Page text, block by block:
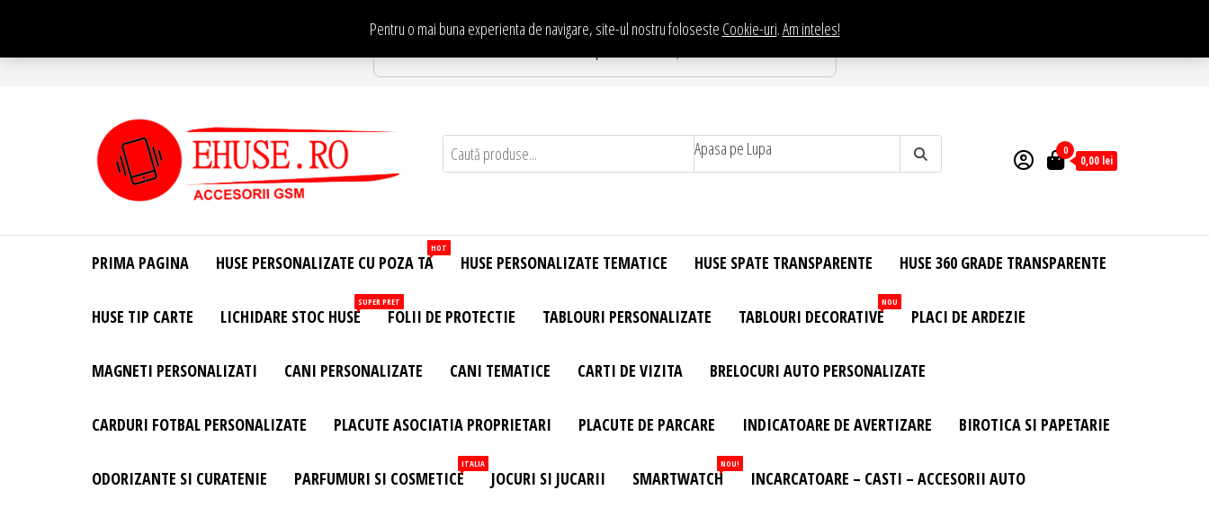
conținut
Pentru o mai buna experienta de navigare, site-ul nostru foloseste Cookie-uri.Am inteles!
Te asteptam in Showroom eHuse.ro
Site Oficial .
Huse
Personalizate
Huse
Personalizate
Telefon –
– Accesorii
Apasa pe Lupa 0
0,00 lei
PRIMA PAGINA HUSE PERSONALIZATE CU POZA TA
HOT
HUSE PERSONALIZATE TEMATICE HUSE SPATE TRANSPARENTE HUSE 360 GRADE TRANSPARENTE
HUSE TIP CARTE LICHIDARE STOC HUSE
SUPER PRET
FOLII DE PROTECTIE TABLOURI PERSONALIZATE TABLOURI DECORATIVE
NOU
PLACI DE ARDEZIE
MAGNETI PERSONALIZATI CANI PERSONALIZATE CANI TEMATICE CARTI DE VIZITA BRELOCURI AUTO PERSONALIZATE
CARDURI FOTBAL PERSONALIZATE PLACUTE ASOCIATIA PROPRIETARI PLACUTE DE PARCARE INDICATOARE DE AVERTIZARE BIROTICA SI PAPETARIE
ODORIZANTE SI CURATENIE PARFUMURI SI COSMETICE
ITALIA
JOCURI SI JUCARII SMARTWATCH
NOU!
INCARCATOARE – CASTI – ACCESORII AUTO